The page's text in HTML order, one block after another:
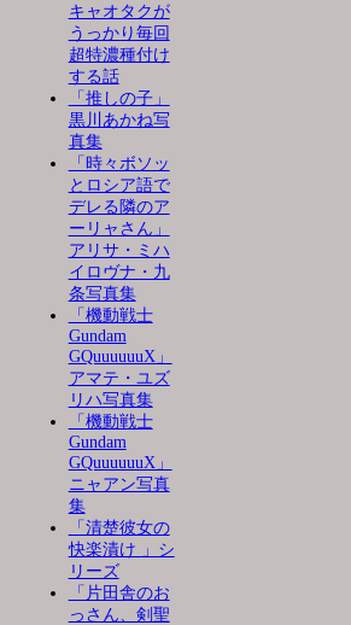
キャオタクが
うっかり毎回
超特濃種付け
する話
「推しの子」
黒川あかね写
真集
「時々ボソッ
とロシア語で
デレる隣のア
ーリャさん」
アリサ・ミハ
イロヴナ・九
条写真集
「機動戦士
Gundam
GQuuuuuuX」
アマテ・ユズ
リハ写真集
「機動戦士
Gundam
GQuuuuuuX」
ニャアン写真
集
「清楚彼女の
快楽漬け 」シ
リーズ
「片田舎のお
っさん、剣聖